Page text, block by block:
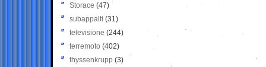
Storace (47)
subappalti (31)
televisione(244)
terremoto (402)
thyssenkrupp (3)